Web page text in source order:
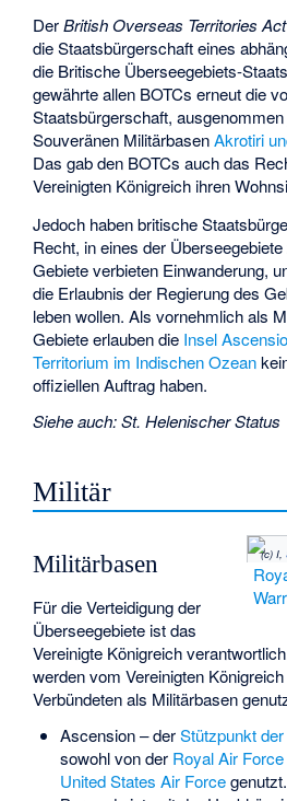
DerBritish Overseas Territories
die Staatsbürgerschaft eines
die Britische Überseegebiets-
gewährte allen BOTCs erneut die
Staatsbürgerschaft,
Souveränen MilitärbasenAkrotiri
Das gab den BOTCs auch das
Vereinigten Königreich ihren
Jedoch haben britische
Recht, in eines der
Gebiete verbieten Einwanderung,
die Erlaubnis der Regierung des
leben wollen. Als vornehmlich als
Gebiete erlauben die Insel
Territorium im Indischen Ozean
offiziellen Auftrag haben.
Siehe auch:St. Helenischer Status
Militär
(c) I,
Militärbasen
Für die Verteidigung der
Überseegebiete ist das
Vereinigte Königreich
werden vom Vereinigten
Verbündeten als Militärbasen
Ascension – derStützpunkt
sowohl von der Royal Air Force
United States Air Forcegenutzt.